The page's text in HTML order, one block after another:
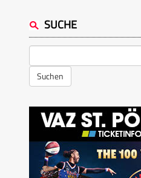
SUCHE
Suchen